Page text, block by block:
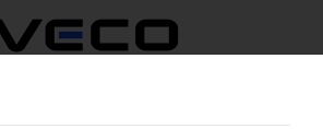
REPUBLIC /